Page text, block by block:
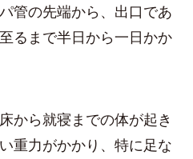
管の先端から、出口であ
るまで半日から一日かか
から就寝までの体が起き
重力がかかり、特に足な